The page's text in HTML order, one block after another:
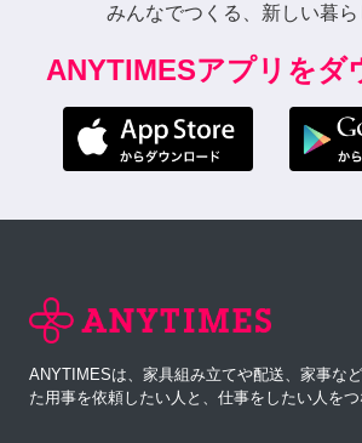
みんなでつくる、新しい暮ら
ANYTIMESアプリをダ
ANYTIMESは、家具組み立てや配送、家事な
た用事を依頼したい人と、仕事をしたい人をつ